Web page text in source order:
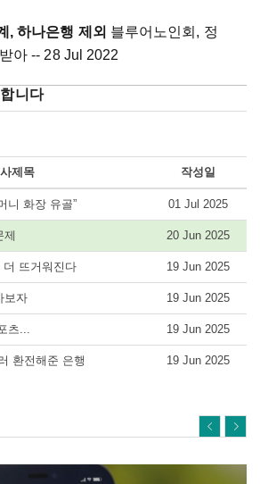
, 하나은행 제외 블루어노인회, 정
아 -- 28 Jul 2022
니다
제목 작성일
니 화장 유골” 01 Jul 2025
제 20 Jun 2025
뜨거워진다 19 Jun 2025
보자 19 Jun 2025
츠... 19 Jun 2025
환전해준 은행 19 Jun 2025